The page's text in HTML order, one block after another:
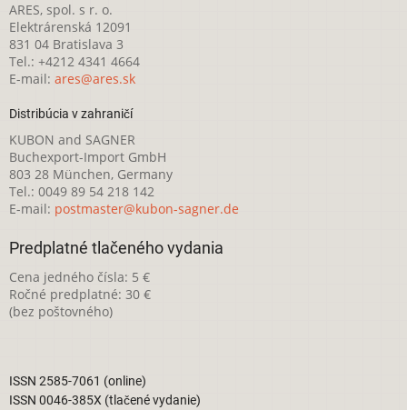
ARES, spol. s r. o.
Elektrárenská 12091
831 04 Bratislava 3
Tel.: +4212 4341 4664
E-mail: ares@ares.sk
Distribúcia v zahraničí
KUBON and SAGNER
Buchexport-Import GmbH
803 28 München, Germany
Tel.: 0049 89 54 218 142
E-mail: postmaster@kubon-sagner.de
Predplatné tlačeného vydania
Cena jedného čísla: 5 €
Ročné predplatné: 30 €
(bez poštovného)
ISSN 2585-7061 (online)
ISSN 0046-385X (tlačené vydanie)